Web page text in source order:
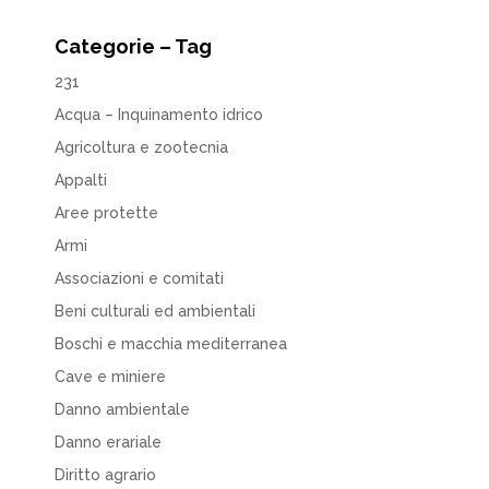
Categorie – Tag
231
Acqua – Inquinamento idrico
Agricoltura e zootecnia
Appalti
Aree protette
Armi
Associazioni e comitati
Beni culturali ed ambientali
Boschi e macchia mediterranea
Cave e miniere
Danno ambientale
Danno erariale
Diritto agrario